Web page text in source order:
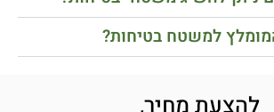
למשטח בטיחות?